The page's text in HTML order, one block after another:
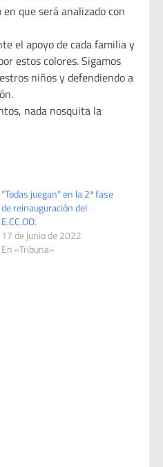
que será analizado con
el apoyo de cada familia y
estos colores. Sigamos
niños y defendiendo a
nada nosquita la
“Todas juegan” en la 2ª fase
de reinauguración del
E.CC.OO.
17 de junio de 2022
En «Tribuna»